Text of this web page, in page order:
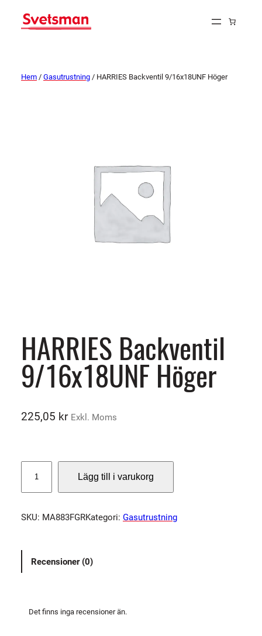
Hem / Gasutrustning / HARRIES Backventil 9/16x18UNF Höger
HARRIES Backventil
9/16x18UNF Höger
225,05 kr Exkl. Moms
R
I
S
Lägg till i varukorg
SKU: MA883FGRKategori: Gasutrustning
Recensioner (0)
Det finns inga recensioner än.